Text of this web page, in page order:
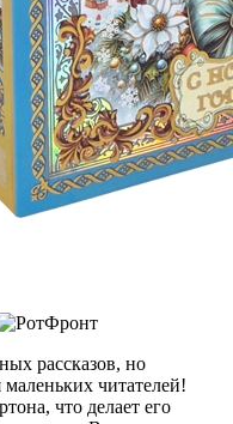
рассказов, но
читателей!
что делает его